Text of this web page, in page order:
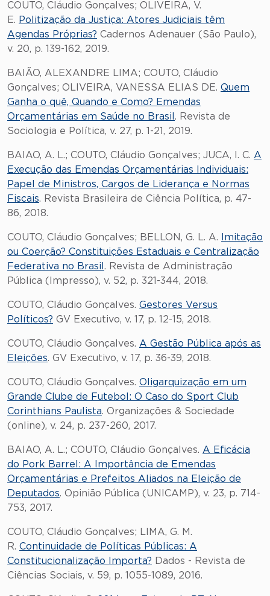
COUTO, Cláudio Gonçalves; OLIVEIRA, V.
E. Politização da Justiça: Atores Judiciais têm
Agendas Próprias? Cadernos Adenauer (São Paulo),
v. 20, p. 139-162, 2019.
BAIÃO, ALEXANDRE LIMA; COUTO, Cláudio
Gonçalves; OLIVEIRA, VANESSA ELIAS DE. Quem
Ganha o quê, Quando e Como? Emendas
Orçamentárias em Saúde no Brasil . Revista de
Sociologia e Política, v. 27, p. 1-21, 2019.
BAIAO, A. L.; COUTO, Cláudio Gonçalves; JUCA, I. C. A
Execução das Emendas Orçamentárias Individuais:
Papel de Ministros, Cargos de Liderança e Normas
Fiscais. Revista Brasileira de Ciência Política, p. 47-
86, 2018.
COUTO, Cláudio Gonçalves; BELLON, G. L. A.
Imitação
ou Coerção? Constituições Estaduais e Centralização
Federativa no Brasil . Revista de Administração
Pública (Impresso), v. 52, p. 321-344, 2018.
COUTO, Cláudio Gonçalves. Gestores Versus
Políticos? GV Executivo, v. 17, p. 12-15, 2018.
COUTO, Cláudio Gonçalves. A Gestão Pública após as
Eleições. GV Executivo, v. 17, p. 36-39, 2018.
COUTO, Cláudio Gonçalves. Oligarquização em um
Grande Clube de Futebol: O Caso do Sport Club
Corinthians Paulista. Organizações & Sociedade
(online), v. 24, p. 237-260, 2017.
BAIAO, A. L.; COUTO, Cláudio Gonçalves. A Eficácia
do Pork Barrel: A Importância de Emendas
Orçamentárias e Prefeitos Aliados na Eleição de
Deputados. Opinião Pública (UNICAMP), v. 23, p. 714-
753, 2017.
COUTO, Cláudio Gonçalves; LIMA, G. M.
R. Continuidade de Políticas Públicas: A
Constitucionalização Importa? Dados - Revista de
Ciências Sociais, v. 59, p. 1055-1089, 2016.